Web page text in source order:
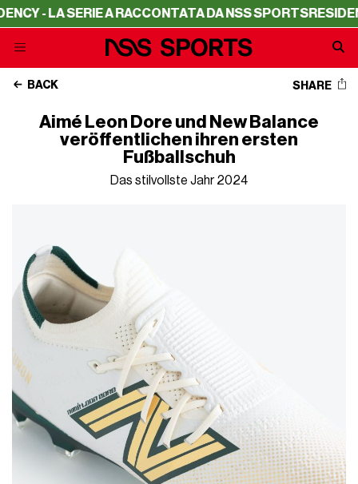
SERIE A RACCONTATA DA NSS SPORTSRESIDENCY -
BACK SHARE
Aimé Leon Dore und New Balance
veröffentlichen ihren ersten
Fußballschuh
Das stilvollste Jahr 2024